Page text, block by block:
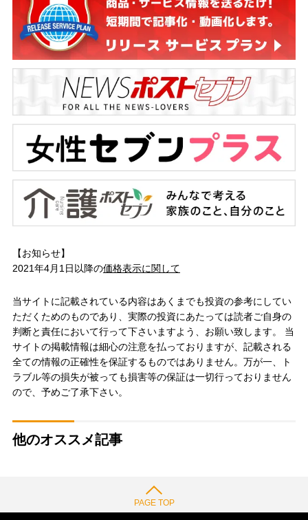
【お知らせ】
2021年4月1日以降の価格表示に関して
当サイトに記載されている内容はあくまでも投資の参考にしてい
ただくためのものであり、実際の投資にあたっては読者ご自身の
判断と責任において行って下さいますよう、お願い致します。 当
サイトの掲載情報は細心の注意を払っておりますが、記載される
全ての情報の正確性を保証するものではありません。万が一、ト
ラブル等の損失が被っても損害等の保証は一切行っておりません
ので、予めご了承下さい。
他のオススメ記事
PAGE TOP